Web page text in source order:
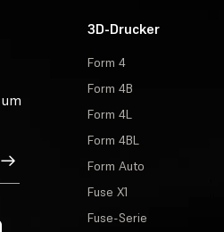
Registrieren
3D-Drucker
Form 4
Form 4B
Form 4L
Form 4BL
Form Auto
Fuse X1
Fuse-Serie